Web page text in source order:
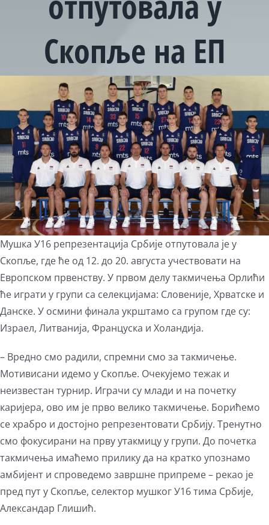
Скопље на ЕП
Image
Мушка У16 репрезентација Србије отпутовала је у
Скопље, где ће од 12. до 20. августа учествовати на
Европском првенству. У првом делу такмичења Орлићи
ће играти у групи са селекцијама: Словеније, Хрватске и
Данске. У осмини финала укрштамо са групом где су:
Израел, Литванија, Француска и Холандија.
– Вредно смо радили, спремни смо за такмичење.
Мотивисани идемо у Скопље. Очекујемо тежак и
неизвестан турнир. Играчи су млади и на почетку
каријера, ово им је прво велико такмичење. Борићемо
се храбро и достојно репрезентовати Србију. Тренутно
смо фокусирани на прву утакмицу у групи. До почетка
такмичења имаћемо прилику да на кратко упознамо
амбијент и спроведемо завршне припреме – рекао је
пред пут у Скопље, селектор мушког У16 тима Србије,
Александар Глишић.